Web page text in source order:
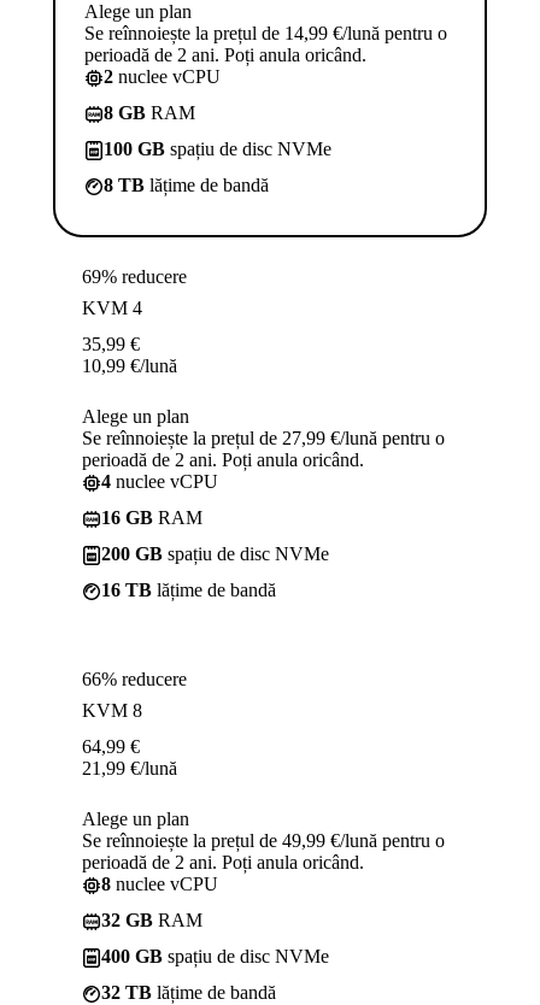
Alege un plan
Se reînnoiește la prețul de 14,99 €/lună pentru o
perioadă de 2 ani. Poți anula oricând.
2 nuclee vCPU
8 GB RAM
100 GB spațiu de disc NVMe
8 TB lățime de bandă
69% reducere
KVM 4
35,99 €
10,99 €/lună
Alege un plan
Se reînnoiește la prețul de 27,99 €/lună pentru o
perioadă de 2 ani. Poți anula oricând.
4 nuclee vCPU
16 GB RAM
200 GB spațiu de disc NVMe
16 TB lățime de bandă
66% reducere
KVM 8
64,99 €
21,99 €/lună
Alege un plan
Se reînnoiește la prețul de 49,99 €/lună pentru o
perioadă de 2 ani. Poți anula oricând.
8 nuclee vCPU
32 GB RAM
400 GB spațiu de disc NVMe
32 TB lățime de bandă